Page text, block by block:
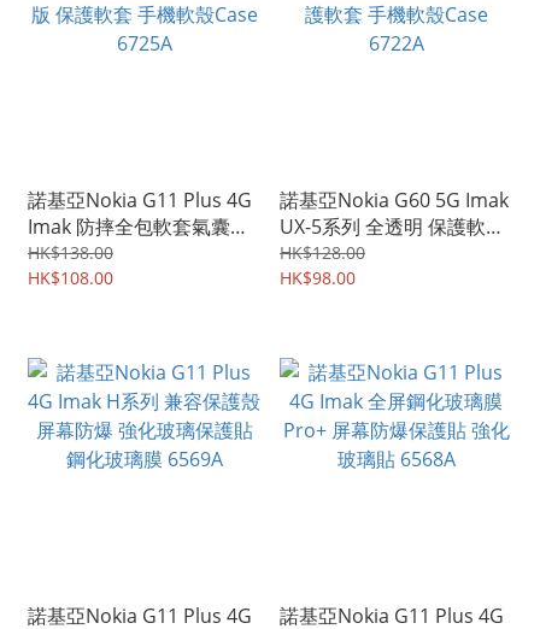
諾基亞Nokia G11 Plus 4G
Imak 防摔全包軟套氣囊版
保護軟套 手機軟殼Case
6725A
HK$138.00
HK$108.00
諾基亞Nokia G60 5G Imak
UX-5系列 全透明 保護軟套
手機軟殼Case 6722A
HK$128.00
HK$98.00
諾基亞Nokia G11 Plus 4G
諾基亞Nokia G11 Plus 4G